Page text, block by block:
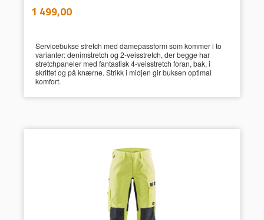
Pris
1 499,00mva.
Servicebukse stretch med damepassform som kommer i to
varianter: denimstretch og 2-veisstretch, der begge har
stretchpaneler med fantastisk 4-veisstretch foran, bak, i
skrittet og på knærne. Strikk i midjen gir buksen optimal
komfort.